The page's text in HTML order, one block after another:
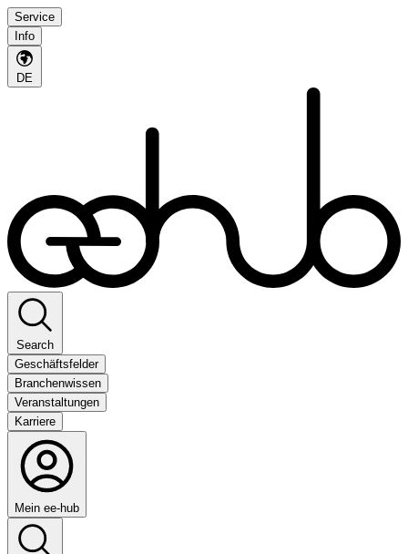
Service
Info
DE
Search
Geschäftsfelder
Branchenwissen
Veranstaltungen
Karriere
Mein ee-hub